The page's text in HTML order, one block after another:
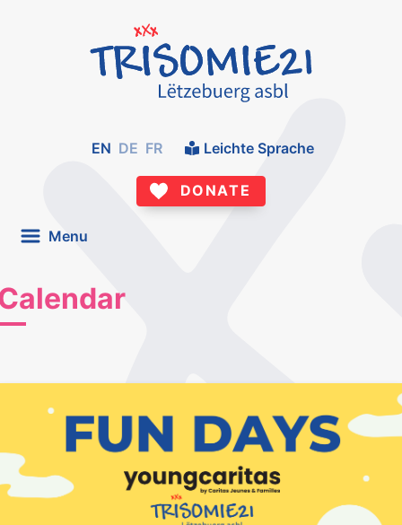
EN DE FR Leichte Sprache
DONATE
Menu